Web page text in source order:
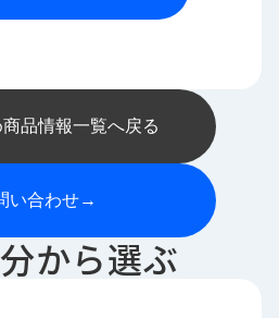
品情報一覧へ戻る
い合わせ→
から選ぶ